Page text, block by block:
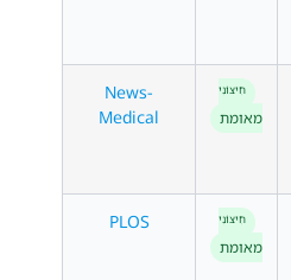
חִיצוֹנִי
מאומת
News-
Medical
חִיצוֹנִי
מאומת
PLOS